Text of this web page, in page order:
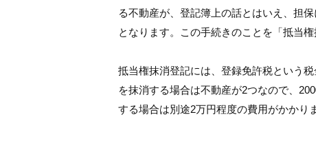
る不動産が、登記簿上の話とはいえ、担
となります。この手続きのことを「抵当権
抵当権抹消登記には、登録免許税という
を抹消する場合は不動産が2つなので、
する場合は別途2万円程度の費用がかかり